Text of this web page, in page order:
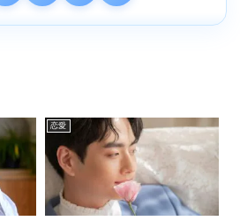
恋愛